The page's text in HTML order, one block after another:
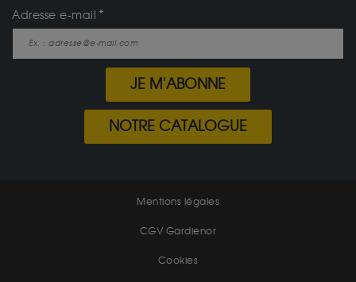
Adresse e-mail
JE M'ABONNE
NOTRE CATALOGUE
Mentions légales
CGV Gardienor
Cookies